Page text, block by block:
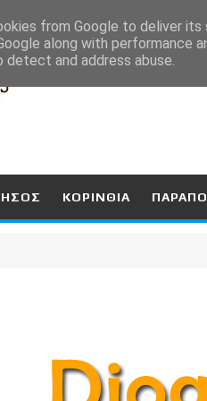
ΚΟΡΙΝΘΙΑ
from Google to deliver
along with performance
and address abuse.